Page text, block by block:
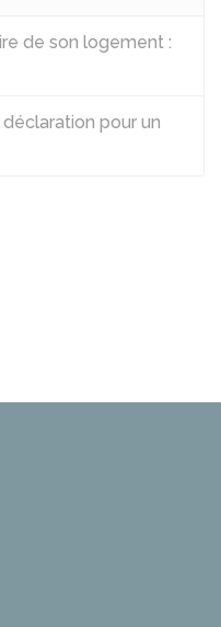
de son logement :
pour un